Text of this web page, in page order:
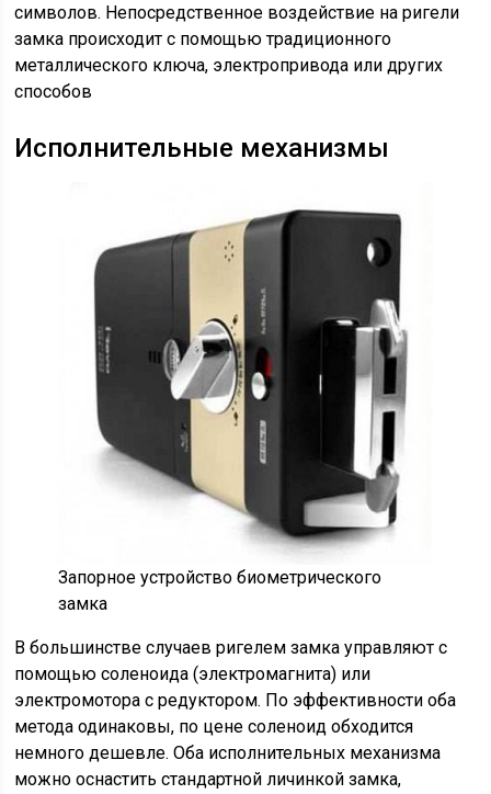
символов. Непосредственное воздействие на ригели
замка происходит с помощью традиционного
металлического ключа, электропривода или других
способов
Исполнительные механизмы
Запорное устройство биометрического
замка
В большинстве случаев ригелем замка управляют с
помощью соленоида (электромагнита) или
электромотора с редуктором. По эффективности оба
метода одинаковы, по цене соленоид обходится
немного дешевле. Оба исполнительных механизма
можно оснастить стандартной личинкой замка,